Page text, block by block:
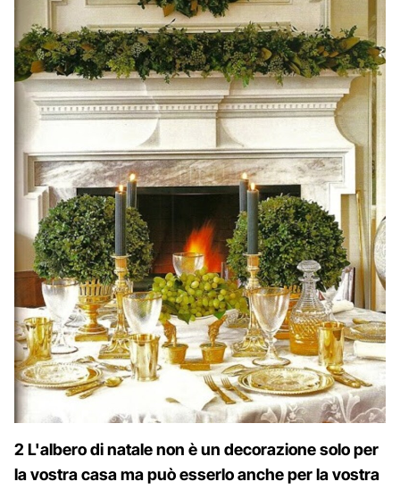
2 L'albero di natale non è un decorazione solo per
la vostra casa ma può esserlo anche per la vostra